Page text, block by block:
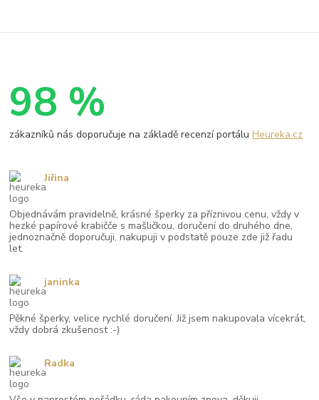
98 %
zákazníků nás doporučuje na základě recenzí portáluHeureka.cz
Objednávám pravidelně, krásné šperky za příznivou cenu, vždy v
hezké papírové krabičče s mašličkou, doručení do druhého dne,
jednoznačně doporučuji, nakupuji v podstatě pouze zde již řadu
let.
Jiřina
Pěkné šperky, velice rychlé doručení. Již jsem nakupovala vícekrát,
vždy dobrá zkušenost :-)
janinka
Radka